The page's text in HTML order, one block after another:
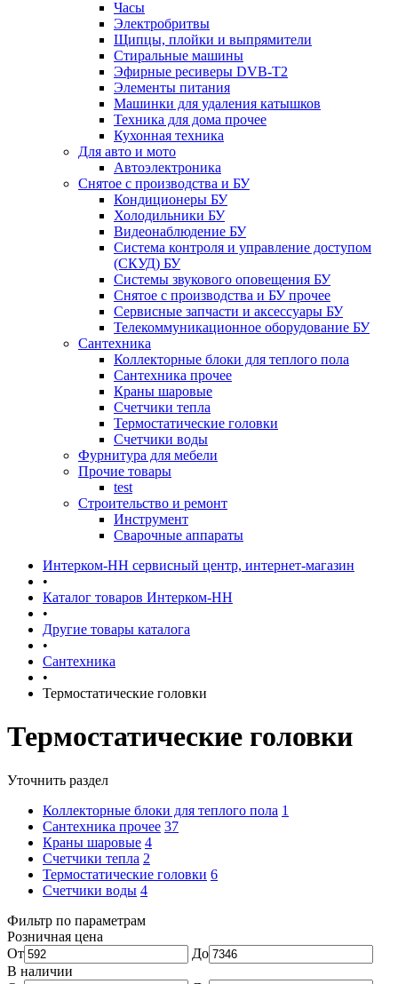
Часы
Электробритвы
Щипцы, плойки и выпрямители
Стиральные машины
Эфирные ресиверы DVB-T2
Элементы питания
Машинки для удаления катышков
Техника для дома прочее
Кухонная техника
Для авто и мото
Автоэлектроника
Снятое с производства и БУ
Кондиционеры БУ
Холодильники БУ
Видеонаблюдение БУ
Система контроля и управление доступом
(СКУД) БУ
Системы звукового оповещения БУ
Снятое с производства и БУ прочее
Сервисные запчасти и аксессуары БУ
Телекоммуникационное оборудование БУ
Сантехника
Коллекторные блоки для теплого пола
Сантехника прочее
Краны шаровые
Счетчики тепла
Термоcтатические головки
Счетчики воды
Фурнитура для мебели
Прочие товары
test
Строительство и ремонт
Инструмент
Сварочные аппараты
Интерком-НН сервисный центр, интернет-магазин
•
Каталог товаров Интерком-НН
•
Другие товары каталога
•
Сантехника
•
Термоcтатические головки
Термоcтатические головки
Уточнить раздел
Коллекторные блоки для теплого пола 1
Сантехника прочее 37
Краны шаровые 4
Счетчики тепла 2
Термоcтатические головки 6
Счетчики воды 4
Фильтр по параметрам
Розничная цена
От
До
В наличии